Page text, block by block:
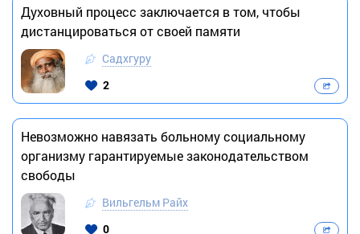
Духовный процесс заключается в том, чтобы
дистанцироваться от своей памяти
Садхгуру
2
Невозможно навязать больному социальному
организму гарантируемые законодательством
свободы
Вильгельм Райх
0